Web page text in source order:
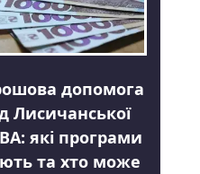
допомога
Лисичанської
які програми
та хто може